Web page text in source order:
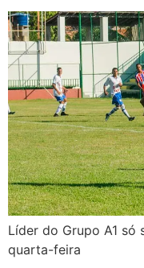
Líder do Grupo A1 só
quarta-feira